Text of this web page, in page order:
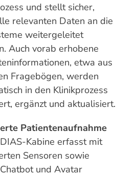
und stellt sicher,
relevanten Daten an die
weitergeleitet
Auch vorab erhobene
etwa aus
Fragebögen, werden
in den Klinikprozess
ergänzt und aktualisiert.
Patientenaufnahme
Kabine erfasst mit
Sensoren sowie
und Avatar